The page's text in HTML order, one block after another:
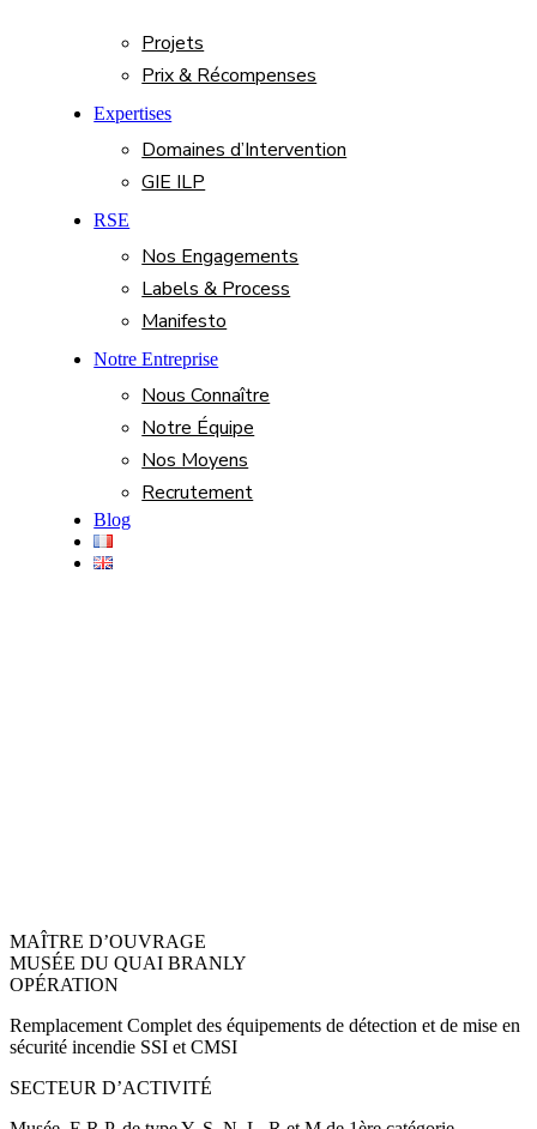
Projets
Prix & Récompenses
Expertises
Domaines d’Intervention
GIE ILP
RSE
Nos Engagements
Labels & Process
Manifesto
Notre Entreprise
Nous Connaître
Notre Équipe
Nos Moyens
Recrutement
Blog
MAÎTRE D’OUVRAGE
MUSÉE DU QUAI BRANLY
OPÉRATION
Remplacement Complet des équipements de détection et de mise en
sécurité incendie SSI et CMSI
SECTEUR D’ACTIVITÉ